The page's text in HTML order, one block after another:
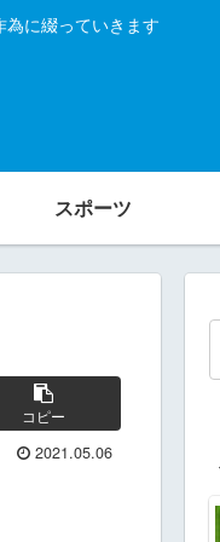
に綴っていきます
スポーツ
コピー
2021.05.06